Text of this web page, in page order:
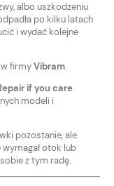
albo uszkodzeniu
po kilku latach
i wydać kolejne
firmyVibram.
if you care
modeli i
pozostanie, ale
otok lub
z tym radę.